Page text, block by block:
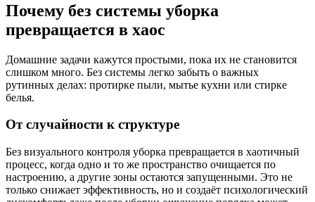
Почему без системы уборка
превращается в хаос
Домашние задачи кажутся простыми, пока их не становится
слишком много. Без системы легко забыть о важных
рутинных делах: протирке пыли, мытье кухни или стирке
белья.
От случайности к структуре
Без визуального контроля уборка превращается в хаотичный
процесс, когда одно и то же пространство очищается по
настроению, а другие зоны остаются запущенными. Это не
только снижает эффективность, но и создаёт психологический